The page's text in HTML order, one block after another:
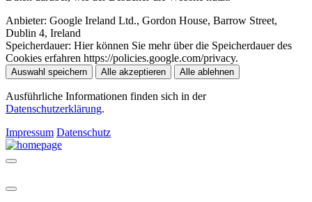
Anbieter: Google Ireland Ltd., Gordon House, Barrow Street,
Dublin 4, Ireland
Speicherdauer: Hier können Sie mehr über die Speicherdauer des
Cookies erfahren https://policies.google.com/privacy.
Auswahl speichern Alle akzeptieren Alle ablehnen
Ausführliche Informationen finden sich in der
Datenschutzerklärung.
Impressum Datenschutz